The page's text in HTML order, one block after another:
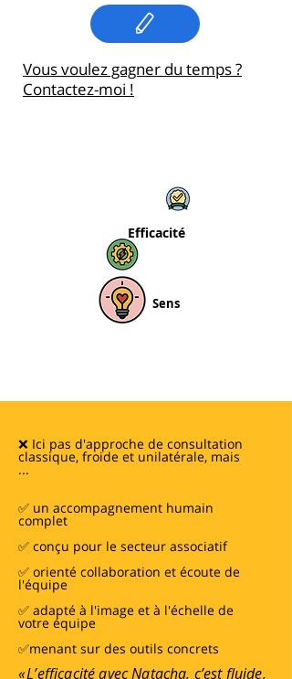
Vous voulez gagner du temps ?
Contactez-moi !
Efficacité
Sens
❌ Ici pas d'approche de consultation
classique, froide et unilatérale, mais
...
✅ un accompagnement humain
complet
✅ conçu pour le secteur associatif
✅ orienté collaboration et écoute de
l'équipe
✅ adapté à l'image et à l'échelle de
votre équipe
✅menant sur des outils concrets
« L’efficacité avec Natacha, c’est fluide,